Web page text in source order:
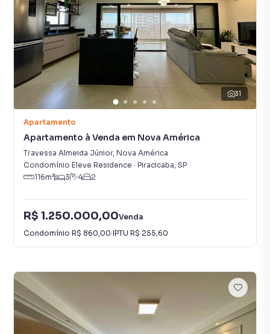
31
Apartamento
Apartamento à Venda em Nova América
Travessa Almeida Júnior, Nova América
Condomínio Eleve Residence · Piracicaba, SP
116m² 3 4 2
R$ 1.250.000,00Venda
Condomínio R$ 860,00·IPTU R$ 255,60